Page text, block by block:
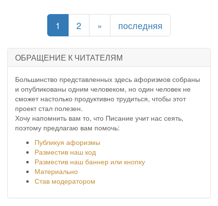
1 (current)
2 » последняя
ОБРАЩЕНИЕ К ЧИТАТЕЛЯМ
Большинство представленных здесь афоризмов собраны
и опубликованы одним человеком, но один человек не
сможет настолько продуктивно трудиться, чтобы этот
проект стал полезен.
Хочу напомнить вам то, что Писание учит нас сеять,
поэтому предлагаю вам помочь:
Публикуя афоризмы
Разместив наш код
Разместив наш баннер или кнопку
Материально
Став модератором